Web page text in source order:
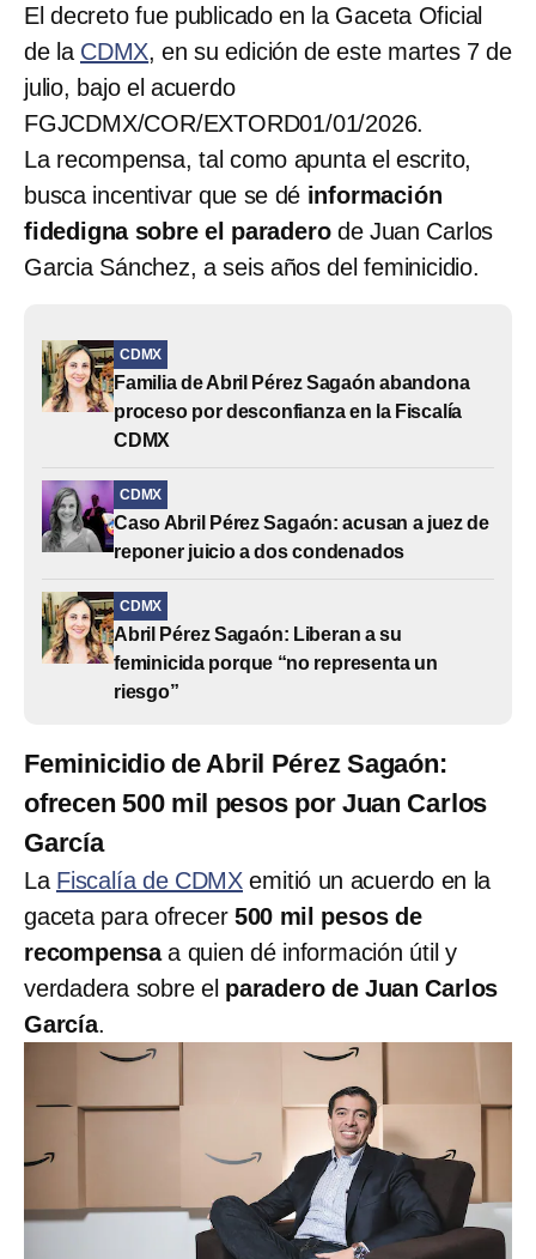
El decreto fue publicado en la Gaceta Oficial
de la CDMX, en su edición de este martes 7 de
julio, bajo el acuerdo
FGJCDMX/COR/EXTORD01/01/2026.
La recompensa, tal como apunta el escrito,
busca incentivar que se dé información
fidedigna sobre el paradero de Juan Carlos
Garcia Sánchez, a seis años del feminicidio.
CDMX
Familia de Abril Pérez Sagaón abandona
proceso por desconfianza en la Fiscalía
CDMX
CDMX
Caso Abril Pérez Sagaón: acusan a juez de
reponer juicio a dos condenados
CDMX
Abril Pérez Sagaón: Liberan a su
feminicida porque “no representa un
riesgo”
Feminicidio de Abril Pérez Sagaón:
ofrecen 500 mil pesos por Juan Carlos
García
La Fiscalía de CDMX emitió un acuerdo en la
gaceta para ofrecer 500 mil pesos de
recompensaa quien dé información útil y
verdadera sobre el paradero de Juan Carlos
García.